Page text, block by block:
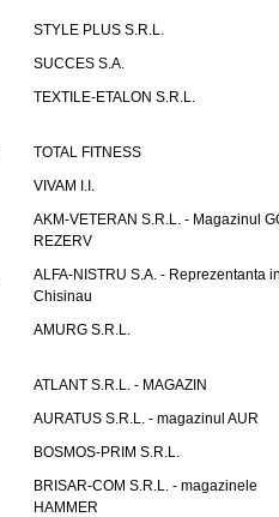
STYLE PLUS S.R.L.
SUCCES S.A.
TEXTILE-ETALON S.R.L.
TOTAL FITNESS
VIVAM I.I.
AKM-VETERAN S.R.L. - Magazinul
REZERV
ALFA-NISTRU S.A. - Reprezentanta
Chisinau
AMURG S.R.L.
ATLANT S.R.L. - MAGAZIN
AURATUS S.R.L. - magazinul AUR
BOSMOS-PRIM S.R.L.
BRISAR-COM S.R.L. - magazinele
HAMMER